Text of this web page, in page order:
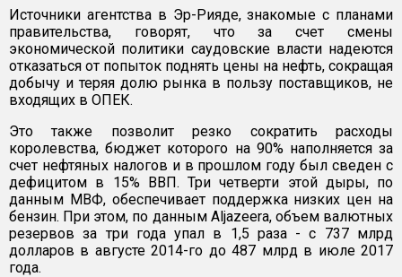
Источники агентства в Эр-Рияде, знакомые с планами
правительства, говорят, что за счет смены
экономической политики саудовские власти надеются
отказаться от попыток поднять цены на нефть, сокращая
добычу и теряя долю рынка в пользу поставщиков, не
входящих в ОПЕК.
Это также позволит резко сократить расходы
королевства, бюджет которого на 90% наполняется за
счет нефтяных налогов и в прошлом году был сведен с
дефицитом в 15% ВВП. Три четверти этой дыры, по
данным МВФ, обеспечивает поддержка низких цен на
бензин. При этом, по данным Aljazeera, объем валютных
резервов за три года упал в 1,5 раза - с 737 млрд
долларов в августе 2014-го до 487 млрд в июле 2017
года.